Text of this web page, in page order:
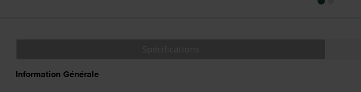
Information Générale